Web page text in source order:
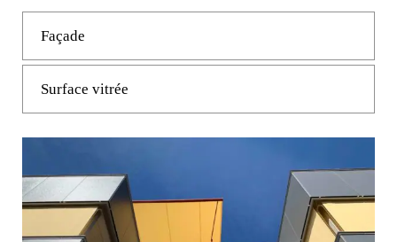
Façade
Surface vitrée